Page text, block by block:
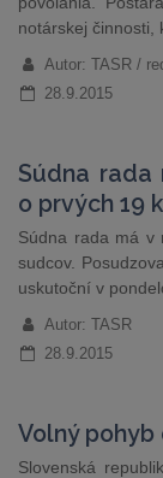
notárskej činnosti,
Autor: TASR /
28.9.2015
Súdna rada
o prvých 19
Súdna rada má v
sudcov.
uskutoční v
Autor: TASR
28.9.2015
Volný pohyb
Slovenská